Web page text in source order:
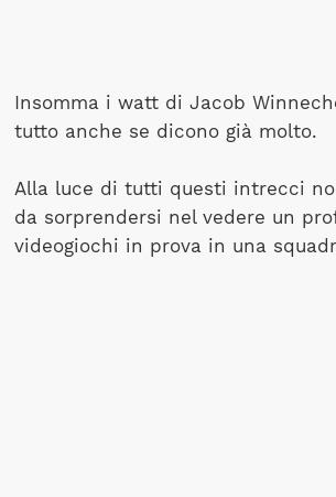
Insomma i watt di Jacob
tutto anche se dicono già molto.
Alla luce di tutti questi intrecci
da sorprendersi nel vedere un
videogiochi in prova in una